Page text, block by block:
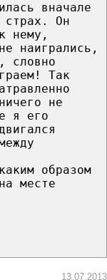
вначале
страх. Он
нему,
наигрались,
словно
Так
не
я его
образом
месте
13.07.2013